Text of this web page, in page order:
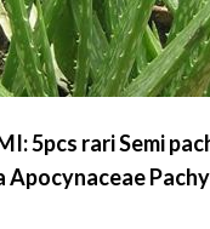
5pcs rari Semi
Apocynaceae